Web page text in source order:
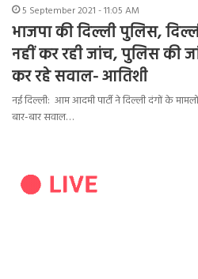
5 September 2021 - 11:05 AM
भाजपा की दिल्ली पुलिस,
नहीं कर रही जांच, पुलिस की
कर रहे सवाल- आतिशी
नई दिल्ली: आम आदमी पार्टी ने दिल्ली दंगों के
बार-बार सवाल…